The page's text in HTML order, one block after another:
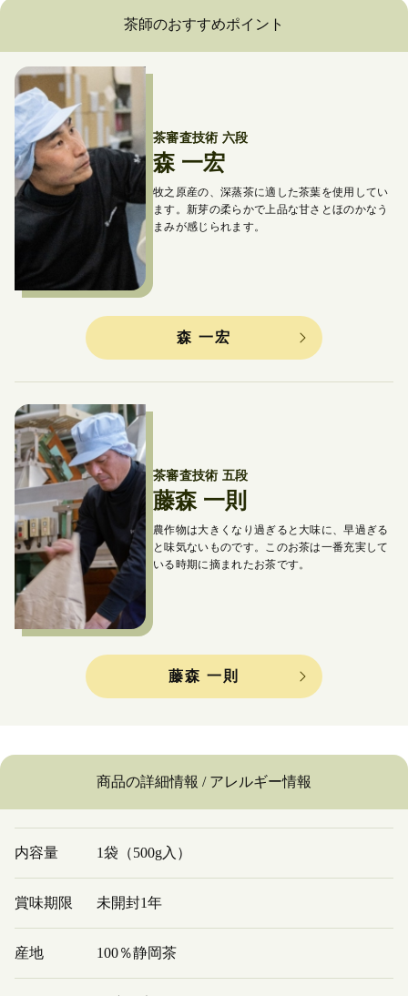
茶師のおすすめポイント
茶審査技術 六段
森 一宏
牧之原産の、深蒸茶に適した茶葉を使用してい
ます。 新芽の柔らかで上品な甘さとほのかなう
まみが感じられます。
森 一宏
茶審査技術 五段
藤森 一則
農作物は大きくなり過ぎると大味に、早過ぎる
と味気ないものです。 このお茶は一番充実して
いる時期に摘まれたお茶です。
藤森 一則
商品の詳細情報 / アレルギー情報
内容量 1袋（500g入）
賞味期限 未開封1年
産地 100％静岡茶